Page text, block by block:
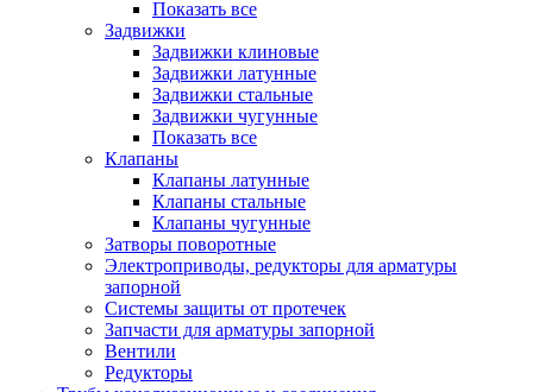
Показать все
Задвижки
Задвижки клиновые
Задвижки латунные
Задвижки стальные
Задвижки чугунные
Показать все
Клапаны
Клапаны латунные
Клапаны стальные
Клапаны чугунные
Затворы поворотные
Электроприводы, редукторы для арматуры
запорной
Системы защиты от протечек
Запчасти для арматуры запорной
Вентили
Редукторы